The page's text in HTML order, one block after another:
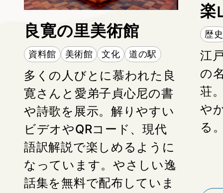
https://aquarium-teradomari.jp/ 備
良寛の里美術館
資料館 美術館 文化 道の駅
多くの人びとに慕われた良
寛さんと愛弟子貞心尼の書
や詩歌を展示。解りやすい
ビデオやQRコード、現代
語訳解説で楽しめるように
なっています。やさしい逸
話集を無料で配布していま
楽
歴史
江
の
荘
や
る